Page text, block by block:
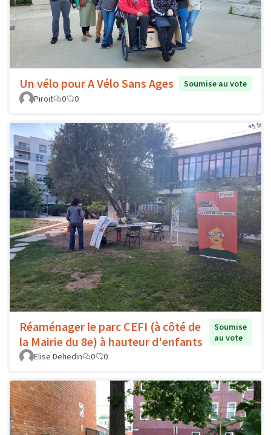
Un vélo pour A Vélo Sans Ages
Soumise au vote
Piroit
0 0
Réaménager le parc CEFI (à côté de
la Mairie du 8e) à hauteur d'enfants
Soumise
au vote
Elise Dehedin
0 0